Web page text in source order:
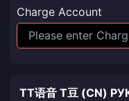
Charge Account
TT语音 T豆 (CN)